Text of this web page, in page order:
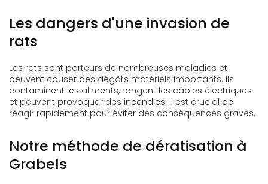
Les dangers d'une invasion de
rats
Les rats sont porteurs de nombreuses maladies et
peuvent causer des dégâts matériels importants. Ils
contaminent les aliments, rongent les câbles électriques
et peuvent provoquer des incendies. Il est crucial de
réagir rapidement pour éviter des conséquences graves.
Notre méthode de dératisation à
Grabels